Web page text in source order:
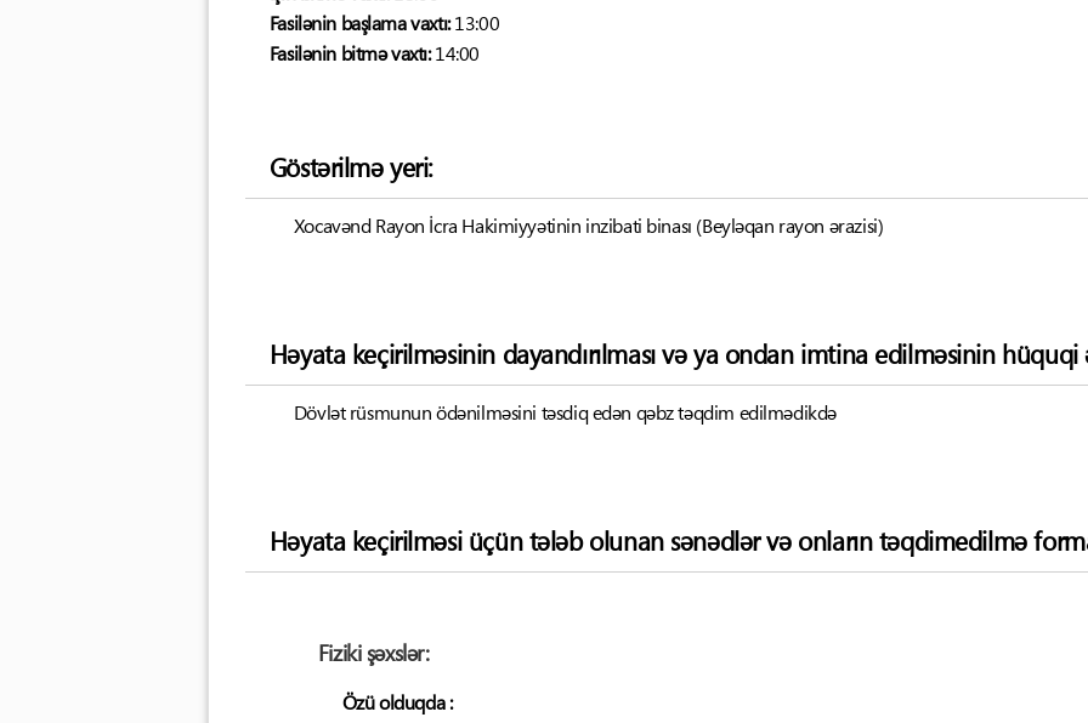
Fasilənin başlama vaxtı:13:00
Fasilənin bitmə vaxtı:14:00
Göstərilmə yeri:
Xocavənd Rayon İcra Hakimiyyətinin inzibati binası (Beyləqan rayon ərazisi)
Həyata keçirilməsinin dayandırılması və ya ondan imtina edilməsinin hüquqi
Dövlət rüsmunun ödənilməsini təsdiq edən qəbz təqdim edilmədikdə
Həyata keçirilməsi üçün tələb olunan sənədlər və onların təqdimedilmə
Fiziki şəxslər:
Özü olduqda :